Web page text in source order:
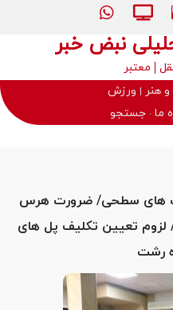
نبض خبر
معتبر
هنر
ورزش
ما جستجو
های سطحی/ ضرورت هرس
لزوم تعیین تکلیف پل های
رشت